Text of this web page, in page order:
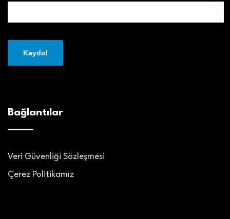
Bağlantılar
Veri Güvenliği Sözleşmesi
Çerez Politikamız